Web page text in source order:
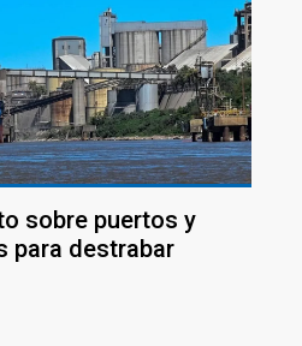
sobre puertos y
para destrabar